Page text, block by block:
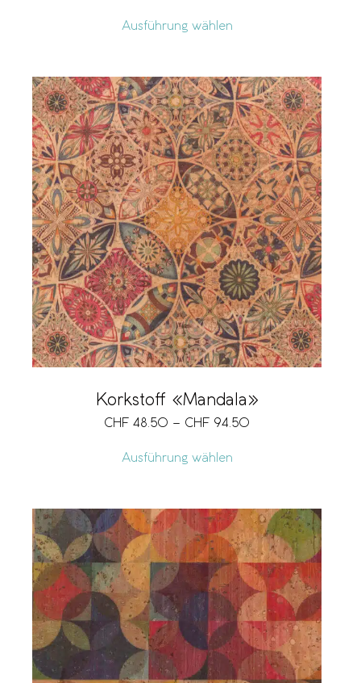
Ausführung wählen
Korkstoff «Mandala»
CHF 48.50 – CHF 94.50
Ausführung wählen